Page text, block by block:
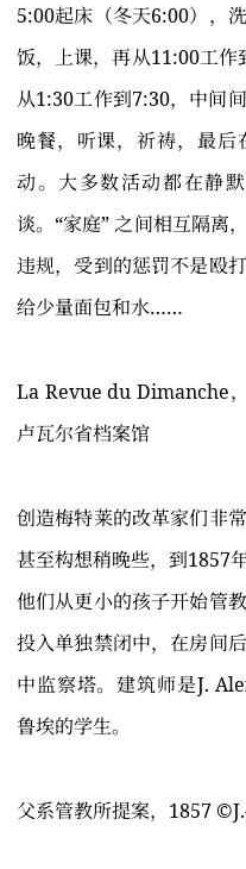
5:00起床（冬天6:00），
饭，上课，再从11:00工作
从1:30工作到7:30，中间
晚餐，听课，祈祷，最
动。大多数活动都在静
谈。“家庭” 之间相互隔离
违规，受到的惩罚不是殴
给少量面包和水……
La Revue du Dimanche
卢瓦尔省档案馆
创造梅特莱的改革家们非
甚至构想稍晚些，到1857
他们从更小的孩子开始管
投入单独禁闭中，在房间
中监察塔。建筑师是J.
鲁埃的学生。
父系管教所提案，1857